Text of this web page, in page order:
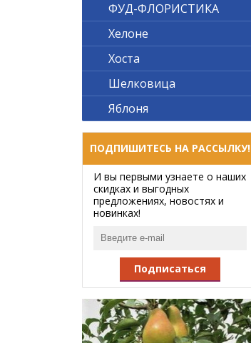
ФУД-ФЛОРИСТИКА
Хелоне
Хоста
Шелковица
Яблоня
ПОДПИШИТЕСЬ НА РАССЫЛКУ!
И вы первыми узнаете о наших
скидках и выгодных
предложениях, новостях и
новинках!
Подписаться